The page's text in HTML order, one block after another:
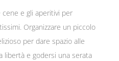
cene e gli aperitivi per
Organizzare un piccolo
per dare spazio alle
libertà e godersi una serata